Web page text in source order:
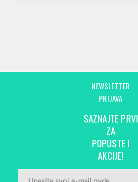
NEWSLETTER
PRIJAVA
SAZNAJTE PRVI
ZA
POPUSTE I
AKCIJE!